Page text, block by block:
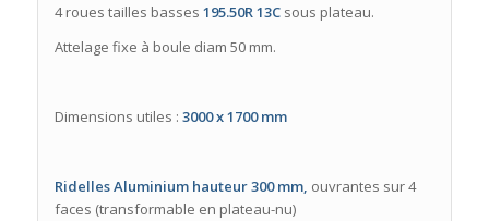
4 roues tailles basses 195.50R 13Csous plateau.
Attelage fixe à boule diam 50 mm.
Dimensions utiles : 3000 x 1700 mm
Ridelles Aluminium hauteur 300 mm, ouvrantes sur 4
faces (transformable en plateau-nu)